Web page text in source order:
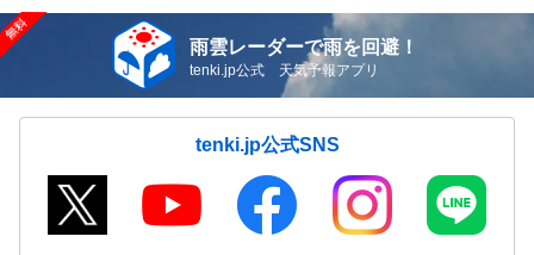
雨雲レーダーで雨を回避！
tenki.jp公式 天気予報アプリ
tenki.jp公式SNS